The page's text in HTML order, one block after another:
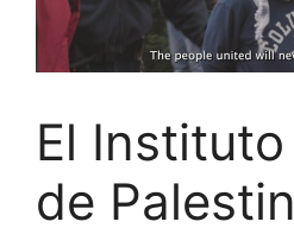
El
de